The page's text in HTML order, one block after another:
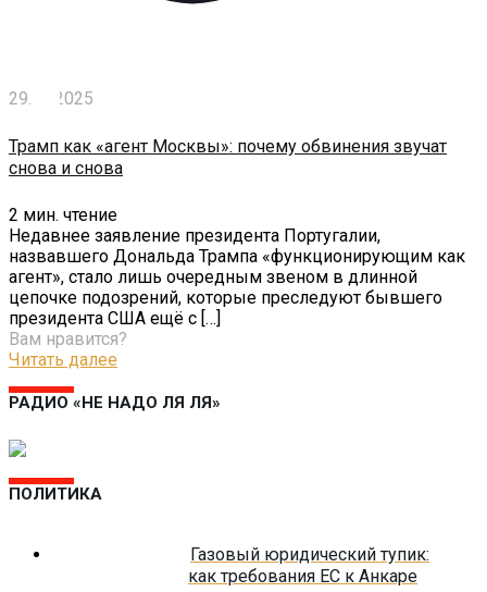
29.08.2025
Трамп как «агент Москвы»: почему обвинения звучат
снова и снова
2 мин. чтение
Недавнее заявление президента Португалии,
назвавшего Дональда Трампа «функционирующим как
агент», стало лишь очередным звеном в длинной
цепочке подозрений, которые преследуют бывшего
президента США ещё с […]
Вам нравится?
Читать далее
РАДИО «НЕ НАДО ЛЯ ЛЯ»
ПОЛИТИКА
Газовый юридический тупик:
как требования ЕС к Анкаре